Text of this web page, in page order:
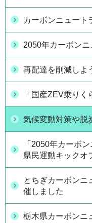
カーボンニュート
2050年カーボン
再配達を削減しよ
「国産ZEV乗り
気候変動対策や脱
「2050年カーボ
県民運動キックオ
とちぎカーボンニ
催しました
栃木県カーボンニ